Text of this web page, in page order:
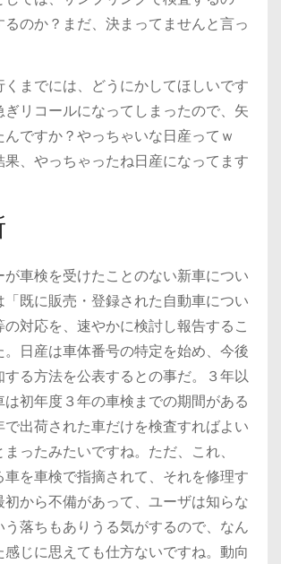
のか？まだ、決まってませんと言っ
までには、どうにかしてほしいです
ぎリコールになってしまったので、矢
んですか？やっちゃいな日産ってｗ
、やっちゃったね日産になってます
車検を受けたことのない新車につい
「既に販売・登録された自動車につい
対応を、速やかに検討し報告するこ
。日産は車体番号の特定を始め、今後
る方法を公表するとの事だ。３年以
初年度３年の車検までの期間がある
出荷された車だけを検査すればよい
ったみたいですね。ただ、これ、
車を車検で指摘されて、それを修理す
初から不備があって、ユーザは知らな
落ちもありうる気がするので、なん
じに思えても仕方ないですね。動向